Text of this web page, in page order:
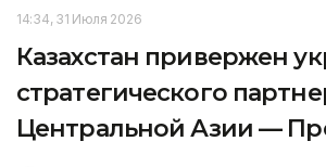
14:34, 31 Июля 2026
Казахстан привержен
стратегического
Центральной Азии —